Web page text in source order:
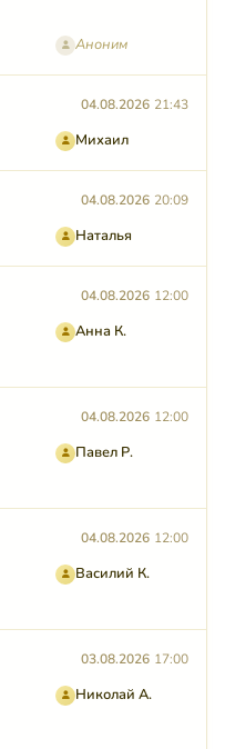
Аноним
04.08.2026 21:43
Михаил
04.08.2026 20:09
Наталья
04.08.2026 12:00
Анна К.
04.08.2026 12:00
Павел Р.
04.08.2026 12:00
Василий К.
03.08.2026 17:00
Николай А.